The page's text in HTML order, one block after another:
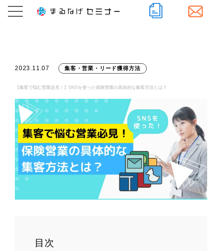
2023.11.07 集客・営業・リード獲得方法
【集客で悩む営業必見！】SNSを使った保険営業の具体的な集客方法とは？
目次